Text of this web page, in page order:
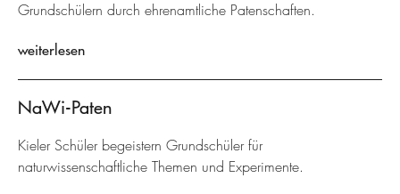
Grundschülern durch ehrenamtliche Patenschaften.
weiterlesen
NaWi-Paten
Kieler Schüler begeistern Grundschüler für
naturwissenschaftliche Themen und Experimente.